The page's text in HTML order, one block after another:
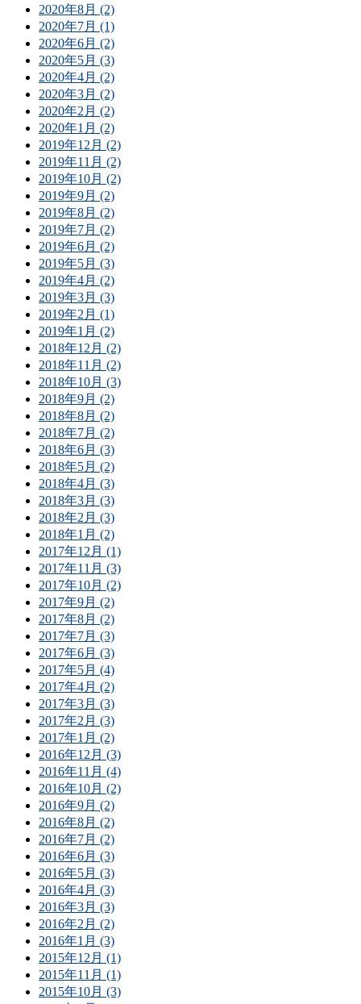
2020年8月 (2)
2020年7月 (1)
2020年6月 (2)
2020年5月 (3)
2020年4月 (2)
2020年3月 (2)
2020年2月 (2)
2020年1月 (2)
2019年12月 (2)
2019年11月 (2)
2019年10月 (2)
2019年9月 (2)
2019年8月 (2)
2019年7月 (2)
2019年6月 (2)
2019年5月 (3)
2019年4月 (2)
2019年3月 (3)
2019年2月 (1)
2019年1月 (2)
2018年12月 (2)
2018年11月 (2)
2018年10月 (3)
2018年9月 (2)
2018年8月 (2)
2018年7月 (2)
2018年6月 (3)
2018年5月 (2)
2018年4月 (3)
2018年3月 (3)
2018年2月 (3)
2018年1月 (2)
2017年12月 (1)
2017年11月 (3)
2017年10月 (2)
2017年9月 (2)
2017年8月 (2)
2017年7月 (3)
2017年6月 (3)
2017年5月 (4)
2017年4月 (2)
2017年3月 (3)
2017年2月 (3)
2017年1月 (2)
2016年12月 (3)
2016年11月 (4)
2016年10月 (2)
2016年9月 (2)
2016年8月 (2)
2016年7月 (2)
2016年6月 (3)
2016年5月 (3)
2016年4月 (3)
2016年3月 (3)
2016年2月 (2)
2016年1月 (3)
2015年12月 (1)
2015年11月 (1)
2015年10月 (3)